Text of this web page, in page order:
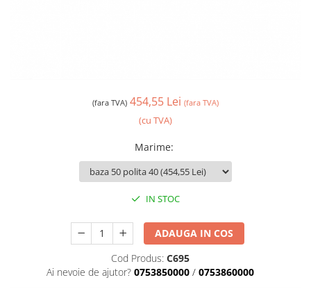
(fara TVA) 454,55 Lei (fara TVA)
(cu TVA)
Marime:
IN STOC
ADAUGA IN COS
Cod Produs: C695
Ai nevoie de ajutor? 0753850000 / 0753860000